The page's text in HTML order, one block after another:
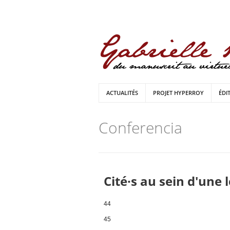
ACTUALITÉS PROJET HYPERROY
Conferencia
Cité·s au sein d'une
44
45